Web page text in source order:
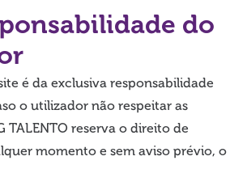
do
é da exclusiva responsabilidade
o utilizador não respeitar as
TALENTO reserva o direito de
momento e sem aviso prévio, o